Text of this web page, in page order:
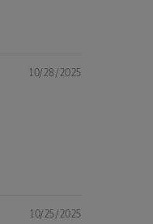
10/28/2025
10/25/2025